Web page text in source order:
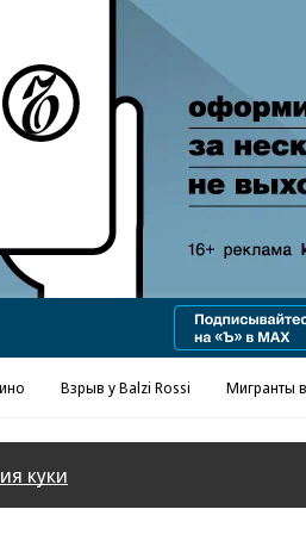
www.kommersant.ru/ad
Взрыв у Balzi Rossi Мигранты
куки